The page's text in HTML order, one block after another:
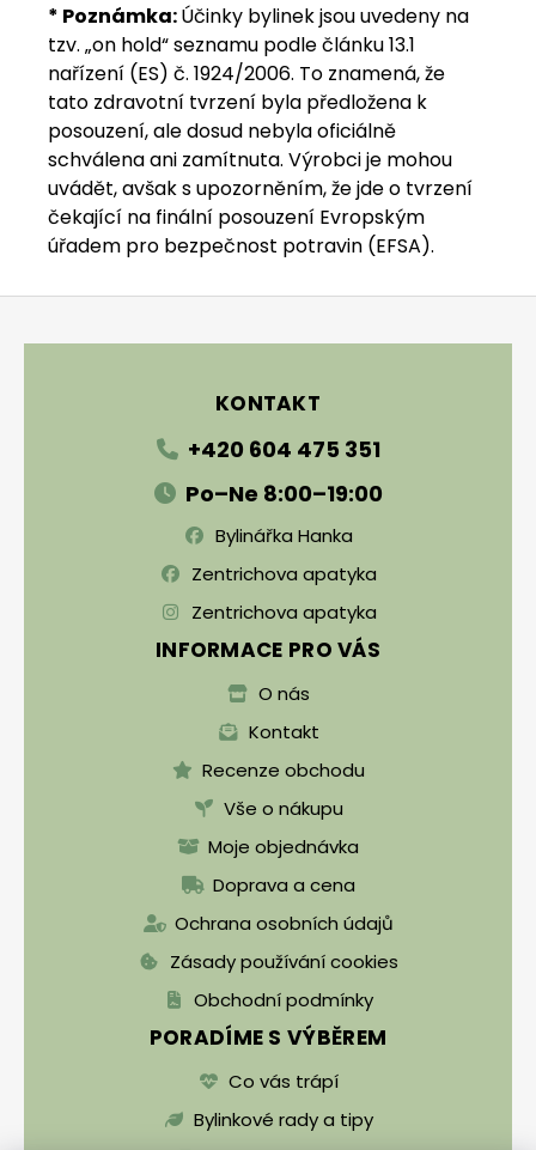
* Poznámka:Účinky bylinek jsou uvedeny na
tzv. „on hold“ seznamu podle článku 13.1
nařízení (ES) č. 1924/2006. To znamená, že
tato zdravotní tvrzení byla předložena k
posouzení, ale dosud nebyla oficiálně
schválena ani zamítnuta. Výrobci je mohou
uvádět, avšak s upozorněním, že jde o tvrzení
čekající na finální posouzení Evropským
úřadem pro bezpečnost potravin (EFSA).
KONTAKT
+420 604 475 351
Po–Ne 8:00–19:00
Bylinářka Hanka
Zentrichova apatyka
Zentrichova apatyka
INFORMACE PRO VÁS
O nás
Kontakt
Recenze obchodu
Vše o nákupu
Moje objednávka
Doprava a cena
Ochrana osobních údajů
Zásady používání cookies
Obchodní podmínky
PORADÍME S VÝBĚREM
Co vás trápí
Bylinkové rady a tipy